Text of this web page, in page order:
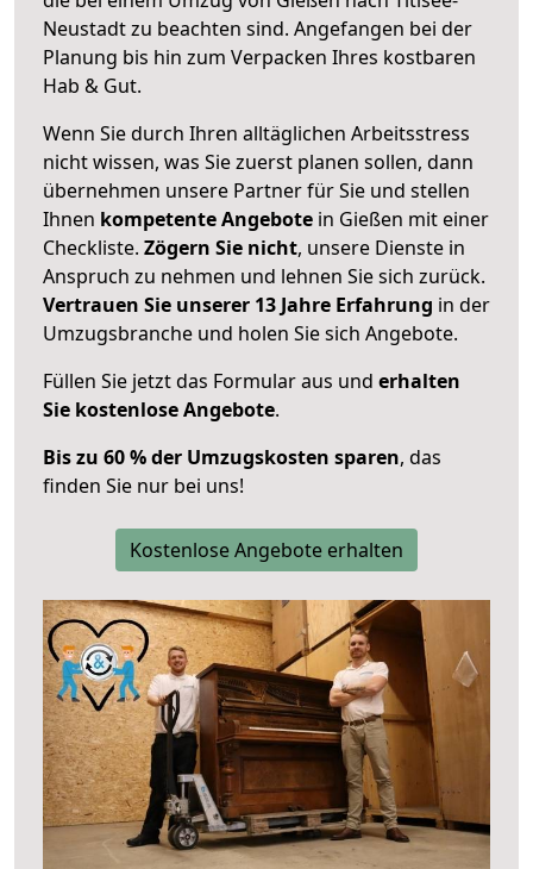
Neustadt zu beachten sind. Angefangen bei der
Planung bis hin zum Verpacken Ihres kostbaren
Hab & Gut.
Wenn Sie durch Ihren alltäglichen Arbeitsstress
nicht wissen, was Sie zuerst planen sollen, dann
übernehmen unsere Partner für Sie und stellen
Ihnen kompetente Angebote in Gießen mit einer
Checkliste. Zögern Sie nicht, unsere Dienste in
Anspruch zu nehmen und lehnen Sie sich zurück.
Vertrauen Sie unserer 13 Jahre Erfahrung in der
Umzugsbranche und holen Sie sich Angebote.
Füllen Sie jetzt das Formular aus und erhalten
Sie kostenlose Angebote.
Bis zu 60 % der Umzugskosten sparen, das
finden Sie nur bei uns!
Kostenlose Angebote erhalten